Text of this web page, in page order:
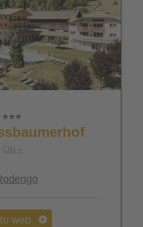
CIN +
web